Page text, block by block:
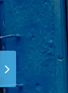
desde